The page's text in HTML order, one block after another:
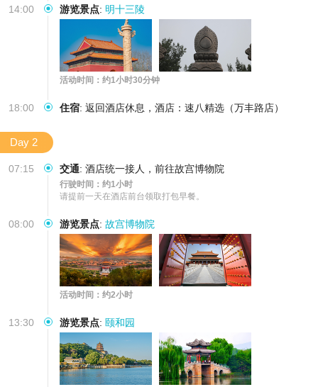
14:00 游览景点: 明十三陵
活动时间：约1小时30分钟
18:00 住宿: 返回酒店休息，酒店：速八精选（万丰路店）
Day 2
07:15 交通: 酒店统一接人，前往故宫博物院
行驶时间：约1小时
请提前一天在酒店前台领取打包早餐。
08:00 游览景点: 故宫博物院
活动时间：约2小时
13:30 游览景点: 颐和园